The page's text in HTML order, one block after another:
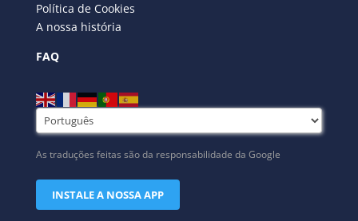
Política de Cookies
A nossa história
FAQ
As traduções feitas são da responsabilidade da Google
INSTALE A NOSSA APP